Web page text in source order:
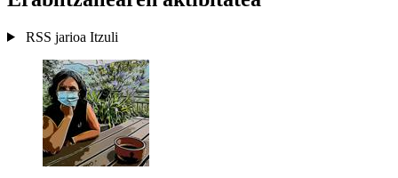
RSS jarioa Itzuli